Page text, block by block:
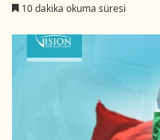
10 dakika okuma süresi